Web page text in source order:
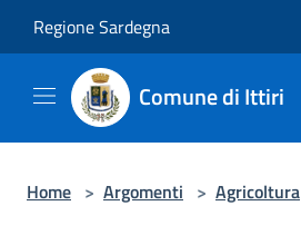
Regione Sardegna
Comune di Ittiri
Home > Argomenti > Agricoltura